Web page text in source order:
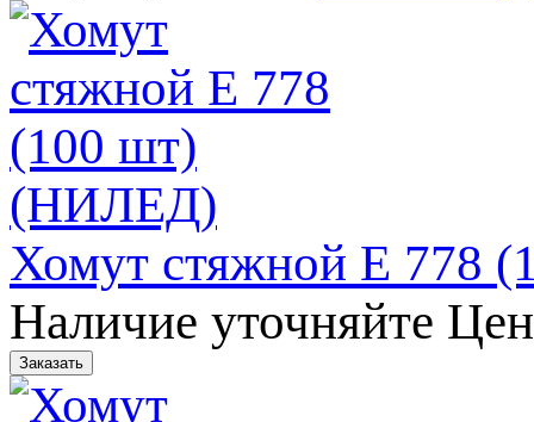
Хомут стяжной E 778
Наличие уточняйте